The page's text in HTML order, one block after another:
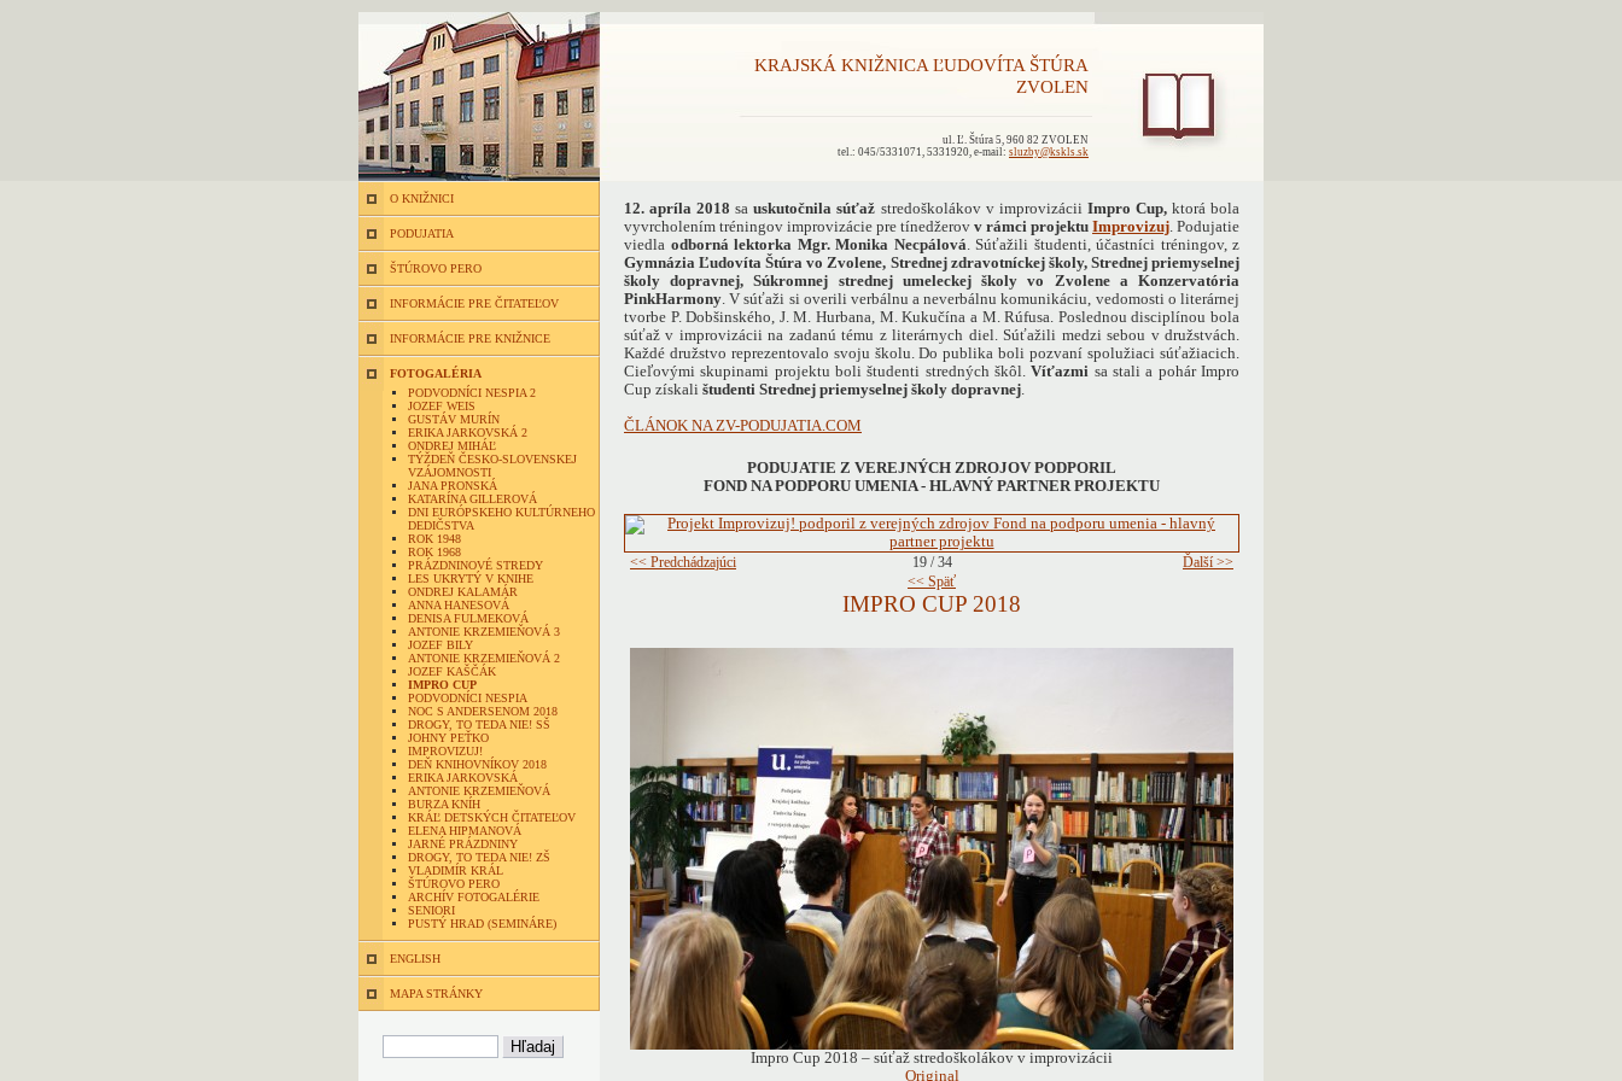
KRAJSKÁ KNIŽNICA ĽUDOVÍTA ŠTÚRA
ZVOLEN
ul. Ľ. Štúra 5, 960 82 ZVOLEN
tel.: 045/5331071, 5331920, e-mail: sluzby@kskls.sk
O KNIŽNICI
PODUJATIA
ŠTÚROVO PERO
INFORMÁCIE PRE ČITATEĽOV
INFORMÁCIE PRE KNIŽNICE
FOTOGALÉRIA
PODVODNÍCI NESPIA 2
JOZEF WEIS
GUSTÁV MURÍN
ERIKA JARKOVSKÁ 2
ONDREJ MIHÁĽ
TÝŽDEŇ ČESKO-SLOVENSKEJ
VZÁJOMNOSTI
JANA PRONSKÁ
KATARÍNA GILLEROVÁ
DNI EURÓPSKEHO KULTÚRNEHO
DEDIČSTVA
ROK 1948
ROK 1968
PRÁZDNINOVÉ STREDY
LES UKRYTÝ V KNIHE
ONDREJ KALAMÁR
ANNA HANESOVÁ
DENISA FULMEKOVÁ
ANTONIE KRZEMIEŇOVÁ 3
JOZEF BILY
ANTONIE KRZEMIEŇOVÁ 2
JOZEF KAŠČÁK
IMPRO CUP
PODVODNÍCI NESPIA
NOC S ANDERSENOM 2018
DROGY, TO TEDA NIE! SŠ
JOHNY PEŤKO
IMPROVIZUJ!
DEŇ KNIHOVNÍKOV 2018
ERIKA JARKOVSKÁ
ANTONIE KRZEMIEŇOVÁ
BURZA KNÍH
KRÁĽ DETSKÝCH ČITATEĽOV
ELENA HIPMANOVÁ
JARNÉ PRÁZDNINY
DROGY, TO TEDA NIE! ZŠ
VLADIMÍR KRÁL
ŠTÚROVO PERO
ARCHÍV FOTOGALÉRIE
SENIORI
PUSTÝ HRAD (SEMINÁRE)
ENGLISH
MAPA STRÁNKY
12. apríla 2018 sauskutočnilasúťaž stredoškolákov v improvizácii Impro Cup,ktorá bola
vyvrcholením tréningov improvizácie pre tínedžerov v rámci projektu Improvizuj. Podujatie
viedla odborná lektorka Mgr. Monika Necpálová. Súťažili študenti, účastníci tréningov, z
Gymnázia Ľudovíta Štúra vo Zvolene, Strednej zdravotníckej školy, Strednej priemyselnej
školy dopravnej, Súkromnej strednej umeleckej školy vo Zvolene a Konzervatória
PinkHarmony. V súťaži si overili verbálnu a neverbálnu komunikáciu, vedomosti o literárnej
tvorbe P. Dobšinského, J. M. Hurbana, M. Kukučína a M. Rúfusa. Poslednou disciplínou bola
súťaž v improvizácii na zadanú tému z literárnych diel. Súťažili medzi sebou v družstvách.
Každé družstvo reprezentovalo svoju školu. Do publika boli pozvaní spolužiaci súťažiacich.
Cieľovými skupinami projektu boli študenti stredných škôl.Víťazmi sa stali a pohár Impro
Cup získali študenti Strednej priemyselnej školy dopravnej.
ČLÁNOK NA ZV-PODUJATIA.COM
PODUJATIE Z VEREJNÝCH ZDROJOV PODPORIL
FOND NA PODPORU UMENIA - HLAVNÝ PARTNER PROJEKTU
<< Predchádzajúci 19 / 34
Ďalší >>
<< Späť
IMPRO CUP 2018
Impro Cup 2018 – súťaž stredoškolákov v improvizácii
Original